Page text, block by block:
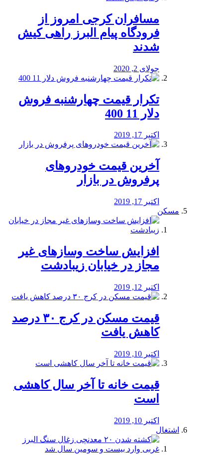
مسافران کرجی امروز از
فرودگاه پیام البرز راهی کیش
شدند
جولای 2, 2020
تکرار قیمت چهارشنبه فروش
دلار 11 400
اکتبر 17, 2019
آخرین قیمت خودرو‌های
پرفروش در بازار
اکتبر 17, 2019
مسکن
افزایش ساخت وسازهای غیر
مجاز در خیابان زیبادشت
اکتبر 12, 2019
️قیمت مسکن در کرج ۳۰ درصد
کاهش یافت
اکتبر 10, 2019
قیمت خانه تا آخر سال کاهشی
است
اکتبر 10, 2019
اشتغال